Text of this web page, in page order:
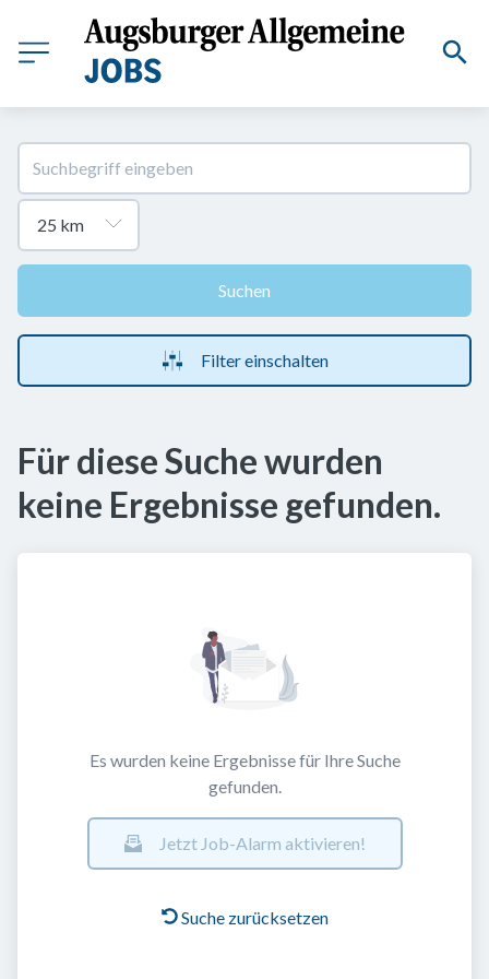
Suchen
Filter einschalten
Für diese Suche wurden
keine Ergebnisse gefunden.
Es wurden keine Ergebnisse für Ihre Suche
gefunden.
Jetzt Job-Alarm aktivieren!
Suche zurücksetzen